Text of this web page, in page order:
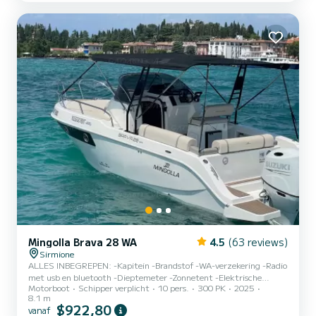
voor de inschepingstijd aanwezig te zijn. Inschepingshaven:
SIRMIONE 2...
Mingolla Brava 28 WA 4.5 (63 reviews)
Sirmione
ALLES INBEGREPEN: -Kapitein -Brandstof -WA-verzekering -Radio
met usb en bluetooth -Dieptemeter -Zonnetent -Elektrische
ankerlier -220 volt bankaansluiting -GPS -Koelkast -Stuurconsole
met rvs handgreep, voorruit, stuurwiel en kompas -
Navigatieverlichting en 360°-lichtmast -Hydraulische besturing -
Motorboot Schipper verplicht 10 pers. 300 PK
2025
8.1 m
vanaf $922,80